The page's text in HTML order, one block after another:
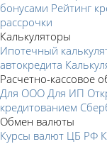
бонусами Рейтинг
рассрочки
Калькуляторы
Ипотечный
автокредита
Расчетно-кассовое
Для ООО Для ИП
кредитованием
Обмен валюты
Курсы валют ЦБ РФ